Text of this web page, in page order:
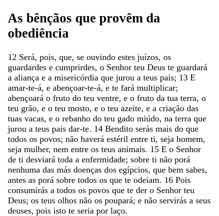
As bênçãos que provêm da
obediência
12 Será, pois, que, se ouvindo estes juízos, os
guardardes e cumprirdes, o Senhor teu Deus te guardará
a aliança e a misericórdia que jurou a teus pais; 13 E
amar-te-á, e abençoar-te-á, e te fará multiplicar;
abençoará o fruto do teu ventre, e o fruto da tua terra, o
teu grão, e o teu mosto, e o teu azeite, e a criação das
tuas vacas, e o rebanho do teu gado miúdo, na terra que
jurou a teus pais dar-te. 14 Bendito serás mais do que
todos os povos; não haverá estéril entre ti, seja homem,
seja mulher, nem entre os teus animais. 15 E o Senhor
de ti desviará toda a enfermidade; sobre ti não porá
nenhuma das más doenças dos egípcios, que bem sabes,
antes as porá sobre todos os que te odeiam. 16 Pois
consumirás a todos os povos que te der o Senhor teu
Deus; os teus olhos não os poupará; e não servirás a seus
deuses, pois isto te seria por laço.